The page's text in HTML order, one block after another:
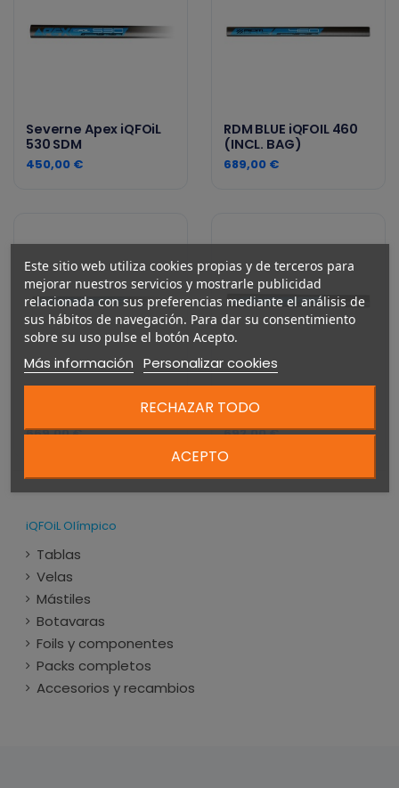
Severne Apex iQFOiL
530 SDM
450,00 €
RDM BLUE iQFOIL 460
(INCL. BAG)
689,00 €
669,00 €
490
692,00 €
iQFOiL Olímpico
Tablas
Velas
Mástiles
Botavaras
Foils y componentes
Packs completos
Accesorios y recambios
Este sitio web utiliza cookies propias y de terceros para
mejorar nuestros servicios y mostrarle publicidad
relacionada con sus preferencias mediante el análisis de
sus hábitos de navegación. Para dar su consentimiento
sobre su uso pulse el botón Acepto.
Más información Personalizar cookies
RECHAZAR TODO
ACEPTO